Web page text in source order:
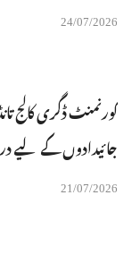
24/07/2026
گورنمنٹ ڈگری کالج
جائیدادوں کے لیے
21/07/2026